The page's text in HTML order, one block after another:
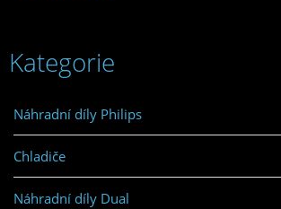
Kategorie
Náhradní díly Philips
Chladiče
Náhradní díly Dual